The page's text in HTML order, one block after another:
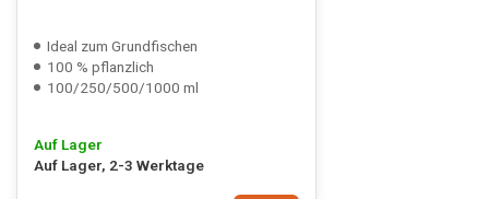
Ideal zum Grundfischen
100 % pflanzlich
100/250/500/1000 ml
Auf Lager
Auf Lager, 2-3 Werktage